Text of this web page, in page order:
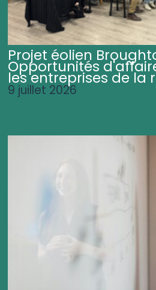
Projet éolien
Opportunités
les entreprises de la
9 juillet 2026